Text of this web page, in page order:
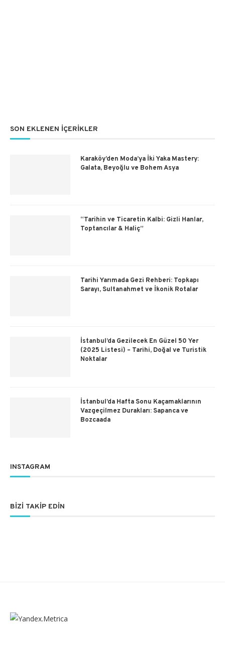
SON EKLENEN İÇERIKLER
Karaköy’den Moda’ya İki Yaka Mastery:
Galata, Beyoğlu ve Bohem Asya
“Tarihin ve Ticaretin Kalbi: Gizli Hanlar,
Toptancılar & Haliç”
Tarihi Yarımada Gezi Rehberi: Topkapı
Sarayı, Sultanahmet ve İkonik Rotalar
İstanbul’da Gezilecek En Güzel 50 Yer
(2025 Listesi) – Tarihi, Doğal ve Turistik
Noktalar
İstanbul’da Hafta Sonu Kaçamaklarının
Vazgeçilmez Durakları: Sapanca ve
Bozcaada
INSTAGRAM
BIZI TAKIP EDIN